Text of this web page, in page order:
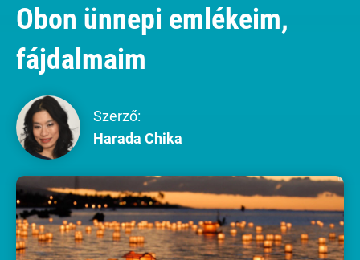
Obon ünnepi emlékeim,
fájdalmaim
Szerző:
Harada Chika